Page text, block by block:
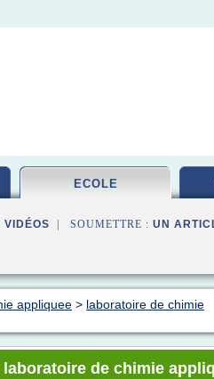
ECOLE
VIDÉOS | SOUMETTRE : UN
appliquee > laboratoire de chimie
de chimie